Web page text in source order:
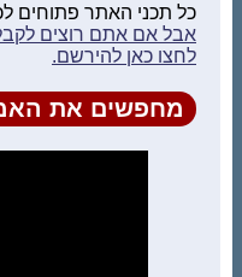
כל תכני האתר פתוחים
אבל אם אתם רוצים לקבל
לחצו כאן להירשם.
מחפשים את